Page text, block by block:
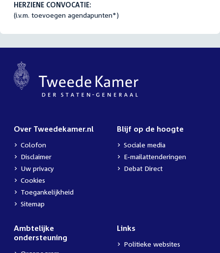
HERZIENE CONVOCATIE:
(i.v.m. toevoegen agendapunten*)
Over Tweedekamer.nl
Colofon
Disclaimer
Uw privacy
Cookies
Toegankelijkheid
Sitemap
Blijf op de hoogte
Sociale media
E-mailattenderingen
Debat Direct
Ambtelijke
ondersteuning
Links
Politieke websites